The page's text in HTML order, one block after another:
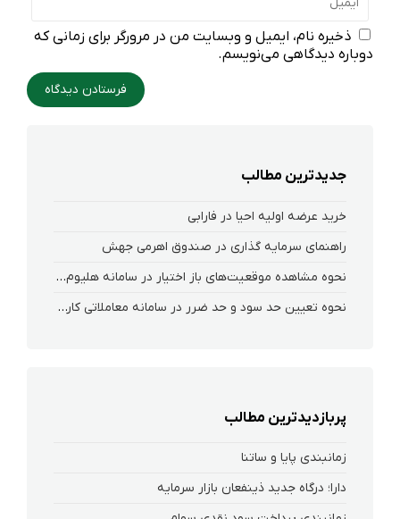
ذخیره نام، ایمیل و وبسایت من در مرورگر برای زمانی که
دوباره دیدگاهی می‌نویسم.
جدیدترین مطالب
خرید عرضه اولیه احیا در فارابی
راهنمای سرمایه گذاری در صندوق اهرمی جهش
نحوه‌ مشاهده‌ موقعیت‌های باز اختیار در سامانه هلیوم و نکست
نحوه تعیین حد سود و حد ضرر در سامانه معاملاتی کارگزاری فارابی
پربازدیدترین مطالب
زمانبندی پایا و ساتنا
دارا؛ درگاه جدید ذینفعان بازار سرمایه